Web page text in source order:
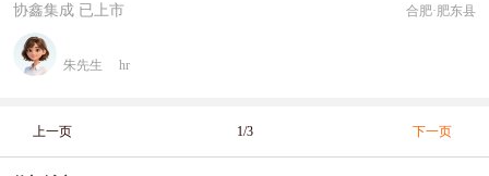
协鑫集成 已上市 合肥·肥东县
朱先生 hr
上一页 1/3 下一页